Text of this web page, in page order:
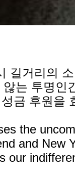
길거리의
는 투명인
성금 후원을
the
and New
our